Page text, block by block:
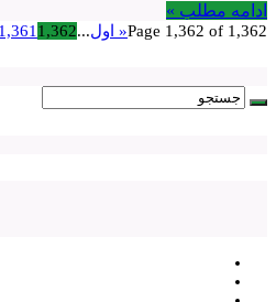
ادامه مطلب »
Page 1,362 of 1,362« اول...
1,3611,362